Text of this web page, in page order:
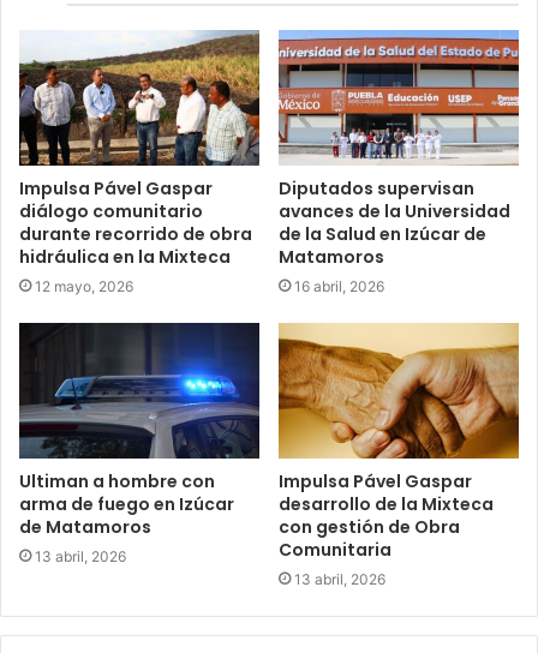
Impulsa Pável Gaspar
diálogo comunitario
durante recorrido de obra
hidráulica en la Mixteca
12 mayo, 2026
Diputados supervisan
avances de la Universidad
de la Salud en Izúcar de
Matamoros
16 abril, 2026
Ultiman a hombre con
arma de fuego en Izúcar
de Matamoros
13 abril, 2026
Impulsa Pável Gaspar
desarrollo de la Mixteca
con gestión de Obra
Comunitaria
13 abril, 2026